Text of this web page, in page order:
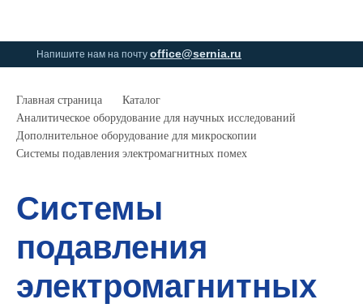
Напишите нам на почту office@sernia.ru
Главная страница
Каталог
Аналитическое оборудование для научных исследований
Дополнительное оборудование для микроскопии
Системы подавления электромагнитных помех
Системы
подавления
электромагнитных